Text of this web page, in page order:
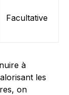
Facultative
à
les
on